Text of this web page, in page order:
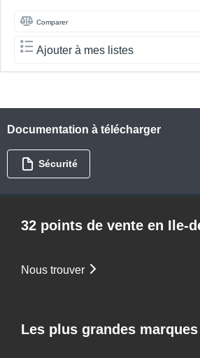
Comparer
Ajouter à mes listes
Documentation à télécharger
Sécurité
32 points de vente en Ile-
Nous trouver
Les plus grandes marques